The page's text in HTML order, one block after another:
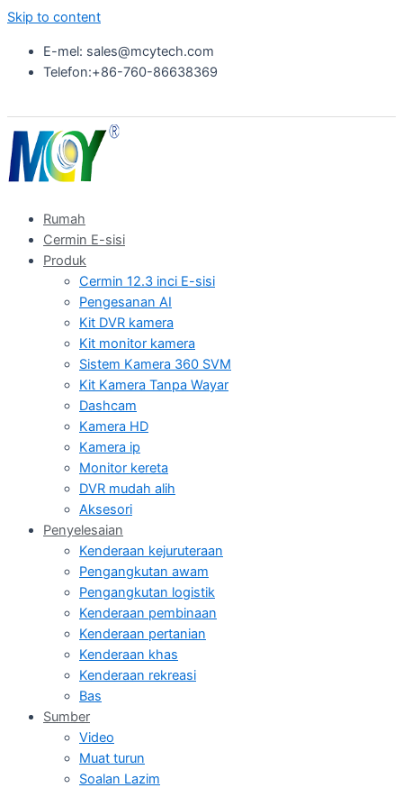
Skip to content
E-mel: sales@mcytech.com
Telefon:+86-760-86638369
Rumah
Cermin E-sisi
Produk
Cermin 12.3 inci E-sisi
Pengesanan AI
Kit DVR kamera
Kit monitor kamera
Sistem Kamera 360 SVM
Kit Kamera Tanpa Wayar
Dashcam
Kamera HD
Kamera ip
Monitor kereta
DVR mudah alih
Aksesori
Penyelesaian
Kenderaan kejuruteraan
Pengangkutan awam
Pengangkutan logistik
Kenderaan pembinaan
Kenderaan pertanian
Kenderaan khas
Kenderaan rekreasi
Bas
Sumber
Video
Muat turun
Soalan Lazim